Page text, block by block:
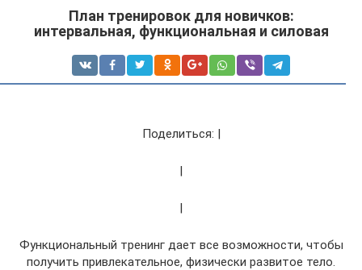
План тренировок для новичков:
интервальная, функциональная и силовая
Поделиться: |
|
|
Функциональный тренинг дает все возможности, чтобы
получить привлекательное, физически развитое тело.